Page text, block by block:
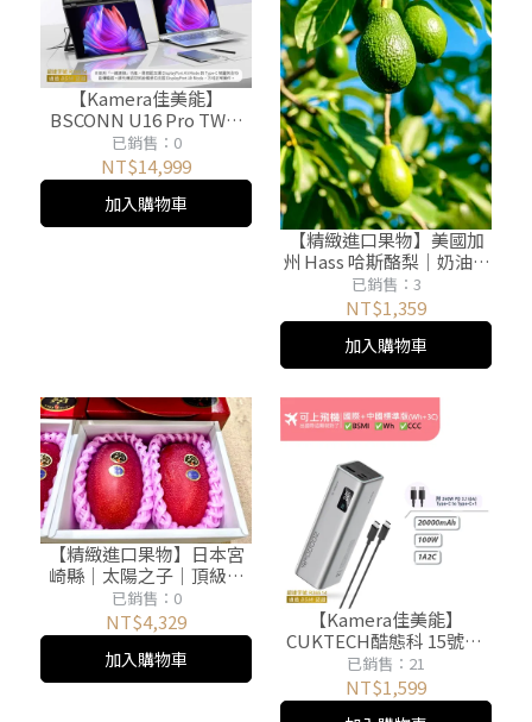
【Kamera佳美能】
BSCONN U16 Pro TW｜
16吋觸控可攜式雙螢幕擴
充｜1920×1200 FullHD｜
DisplayLink一線啟動｜筆
電效率翻倍神器
已銷售：0
NT$14,999
加入購物車
【精緻進口果物】美國加
州 Hass 哈斯酪梨｜奶油綿
密超級食物｜一袋10顆
已銷售：3
NT$1,359
加入購物車
【精緻進口果物】日本宮
崎縣｜太陽之子｜頂級完
熟芒果｜一盒2玉
已銷售：0
NT$4,329
加入購物車
【Kamera佳美能】
CUKTECH酷態科 15號SE
｜100W行動電源｜
20000mAh PB200｜
CCC+BSMI雙認證 可充筆
已銷售：21
NT$1,599